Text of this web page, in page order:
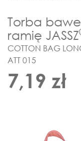
Torba
ramię JASSZ
COTTON BAG
ATT 015
7,19 zł